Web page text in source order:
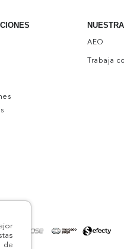
de
AEO
Trabaja